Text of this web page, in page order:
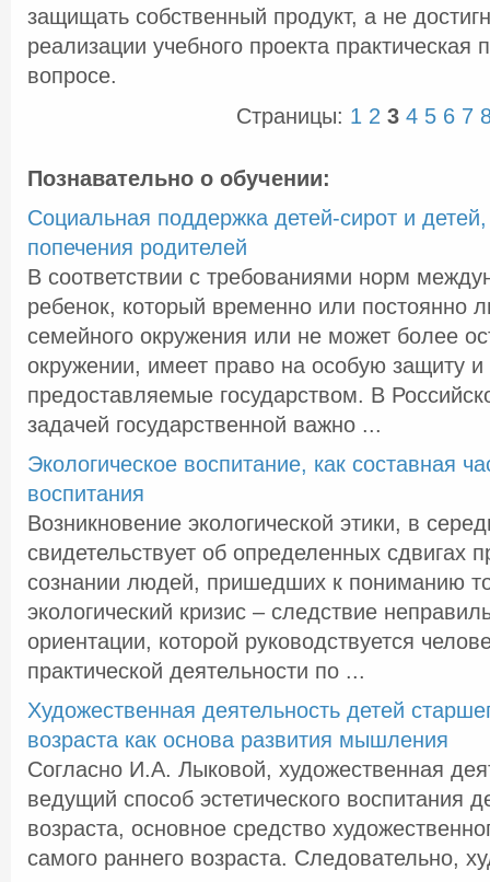
защищать собственный продукт, а не
реализации учебного проекта практическая
вопросе.
Страницы: 1 2 3 4 5 6 7
Познавательно о обучении:
Социальная поддержка детей-сирот и
попечения родителей
В соответствии с требованиями норм
ребенок, который временно или постоянно
семейного окружения или не может более
окружении, имеет право на особую защиту
предоставляемые государством. В
задачей государственной важно ...
Экологическое воспитание, как составная
воспитания
Возникновение экологической этики, в
свидетельствует об определенных сдвигах
сознании людей, пришедших к пониманию
экологический кризис – следствие
ориентации, которой руководствуется
практической деятельности по ...
Художественная деятельность детей
возраста как основа развития мышления
Согласно И.А. Лыковой, художественная
ведущий способ эстетического воспитания
возраста, основное средство
самого раннего возраста. Следовательно,